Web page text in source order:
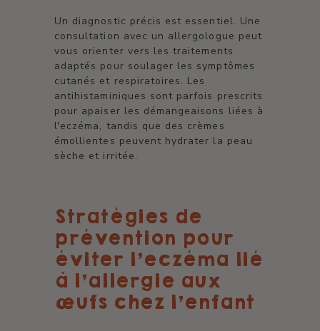
Un diagnostic précis est essentiel. Une
consultation avec un allergologue peut
vous orienter vers les traitements
adaptés pour soulager les symptômes
cutanés et respiratoires. Les
antihistaminiques sont parfois prescrits
pour apaiser les démangeaisons liées à
l'eczéma, tandis que des crèmes
émollientes peuvent hydrater la peau
sèche et irritée.
Stratégies de
prévention pour
éviter l'eczéma lié
à l'allergie aux
œufs chez l'enfant